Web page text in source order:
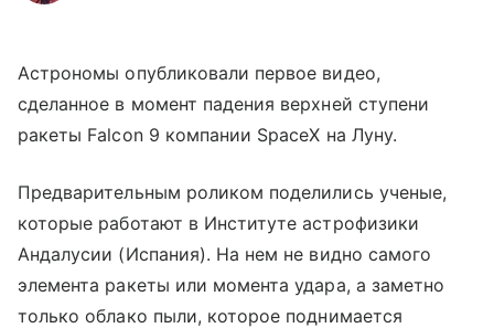
Астрономы опубликовали первое видео,
сделанное в момент падения верхней ступени
ракеты Falcon 9 компании SpaceX на Луну.
Предварительным роликом поделились ученые,
которые работают в Институте астрофизики
Андалусии (Испания). На нем не видно самого
элемента ракеты или момента удара, а заметно
только облако пыли, которое поднимается